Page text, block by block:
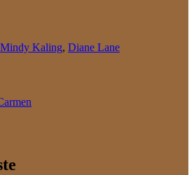
Mindy Kaling, Diane Lane